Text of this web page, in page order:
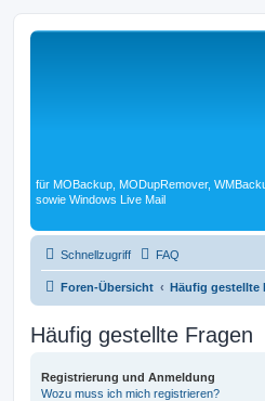
für MOBackup, MODupRemover,
sowie Windows Live Mail
Schnellzugriff FAQ
Foren-Übersicht Häufig gestellte
Häufig gestellte Fragen
Registrierung und Anmeldung
Wozu muss ich mich registrieren?